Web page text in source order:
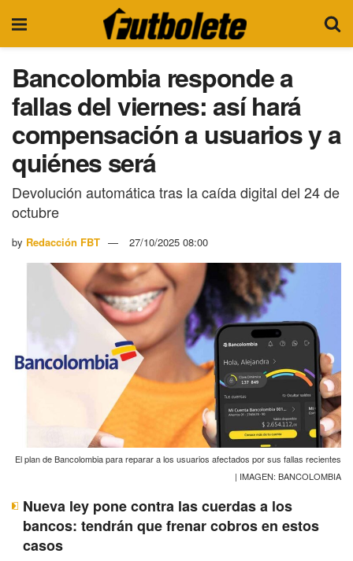
Bancolombia responde a
fallas del viernes: así hará
compensación a usuarios y a
quiénes será
Devolución automática tras la caída digital del 24 de
octubre
by Redacción FBT 27/10/2025 08:00
El plan de Bancolombia para reparar a los usuarios afectados por sus fallas recientes
| IMAGEN: BANCOLOMBIA
Nueva ley pone contra las cuerdas a los
bancos: tendrán que frenar cobros en estos
casos